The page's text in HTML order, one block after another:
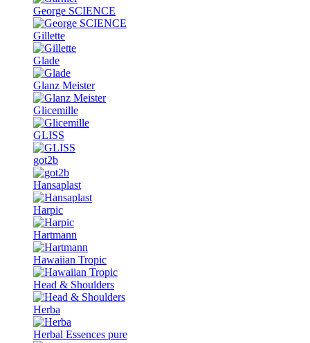
George SCIENCE
Gillette
Glade
Glanz Meister
Glicemille
GLISS
got2b
Hansaplast
Harpic
Hartmann
Hawaiian Tropic
Head & Shoulders
Herba
Herbal Essences pure